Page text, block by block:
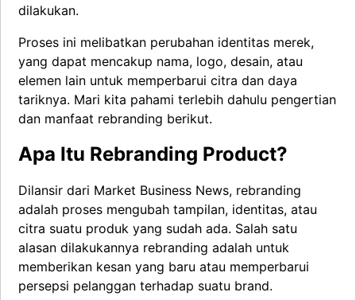
dilakukan.
Proses ini melibatkan perubahan identitas merek,
yang dapat mencakup nama, logo, desain, atau
elemen lain untuk memperbarui citra dan daya
tariknya. Mari kita pahami terlebih dahulu pengertian
dan manfaat rebranding berikut.
Apa Itu Rebranding Product?
Dilansir dari Market Business News, rebranding
adalah proses mengubah tampilan, identitas, atau
citra suatu produk yang sudah ada. Salah satu
alasan dilakukannya rebranding adalah untuk
memberikan kesan yang baru atau memperbarui
persepsi pelanggan terhadap suatu brand.